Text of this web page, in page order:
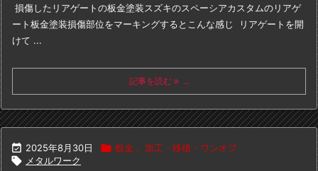
損傷したリアゲートの板金塗装スズキのスペーシアカスタムのリアゲ
ート板金塗装損傷部位をマーキングするとこんな感じ
リアゲートを開
けて ...
記事を読む ...
 2025年8月30日  板金 , 加工・移植・ワンオフ
 メタルワーク